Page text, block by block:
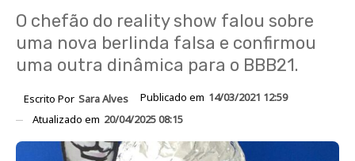
O chefão do reality show falou sobre
uma nova berlinda falsa e confirmou
uma outra dinâmica para o BBB21.
Escrito Por Sara Alves Publicado em 14/03/2021 12:59
Atualizado em 20/04/2025 08:15